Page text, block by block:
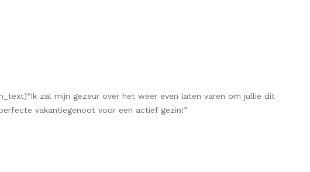
zal mijn gezeur over het weer even laten varen om jullie dit
vakantiegenoot voor een actief gezin!”